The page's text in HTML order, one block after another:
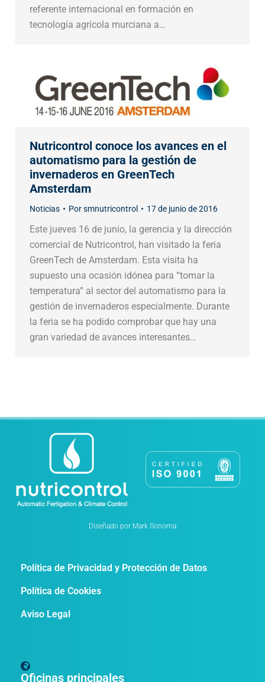
referente internacional en formación en
tecnología agrícola murciana a…
Nutricontrol conoce los avances en el
automatismo para la gestión de
invernaderos en GreenTech
Amsterdam
Noticias Porsmnutricontrol 17 de junio de 2016
Este jueves 16 de junio, la gerencia y la dirección
comercial de Nutricontrol, han visitado la feria
GreenTech de Amsterdam. Esta visita ha
supuesto una ocasión idónea para “tomar la
temperatura” al sector del automatismo para la
gestión de invernaderos especialmente. Durante
la feria se ha podido comprobar que hay una
gran variedad de avances interesantes…
Diseñado por Mark Sonoma
Política de Privacidad y Protección de Datos
Política de Cookies
Aviso Legal
Oficinas principales